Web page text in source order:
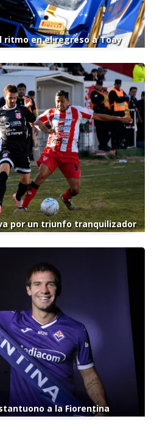
ritmo en el regreso a Toay
por un triunfo tranquilizador
a la Fiorentina